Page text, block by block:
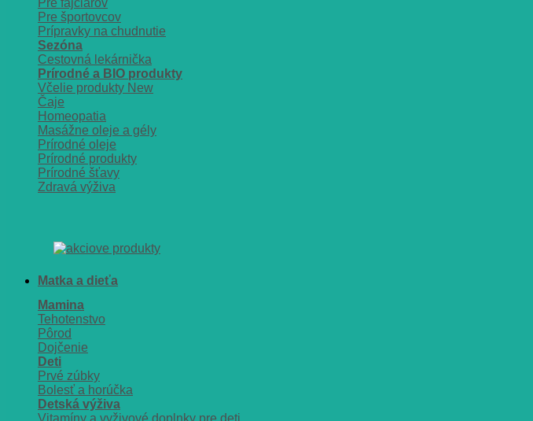
Pre fajčiarov
Pre športovcov
Prípravky na chudnutie
Sezóna
Cestovná lekárnička
Prírodné a BIO produkty
Včelie produkty
Čaje
Homeopatia
Masážne oleje a gély
Prírodné oleje
Prírodné produkty
Prírodné šťavy
Zdravá výživa
Matka a dieťa
Mamina
Tehotenstvo
Pôrod
Dojčenie
Deti
Prvé zúbky
Bolesť a horúčka
Detská výživa
Vitamíny a vyživové doplnky pre deti